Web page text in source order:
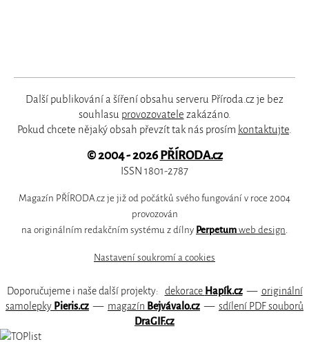
Další publikování a šíření obsahu serveru Příroda.cz je bez
souhlasu provozovatele zakázáno.
Pokud chcete nějaký obsah převzít tak nás prosím kontaktujte
© 2004 - 2026PŘÍRODA.cz
ISSN 1801-2787
Magazín PŘÍRODA.cz je již od počátků svého fungování v roce 2004
provozován
na originálním redakčním systému z dílny Perpetum web design.
Nastavení soukromí a cookies
Doporučujeme i naše další projekty: dekorace Hapík.cz— originální
samolepky Pieris.cz — magazín Bejvávalo.cz — sdílení PDF souborů
DraGIF.cz